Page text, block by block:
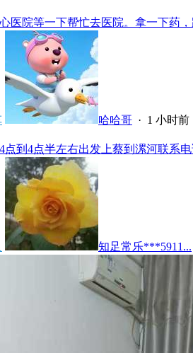
医院等一下帮忙去医院。拿一下药，
哈哈哥 · 1 小时前
点到4点半左右出发上蔡到漯河联系
知足常乐***5911...